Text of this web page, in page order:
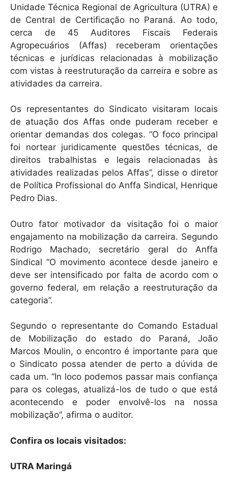
Unidade Técnica Regional de Agricultura (UTRA) e
de Central de Certificação no Paraná. Ao todo,
cerca de 45 Auditores Fiscais Federais
Agropecuários (Affas) receberam orientações
técnicas e jurídicas relacionadas à mobilização
com vistas à reestruturação da carreira e sobre as
atividades da carreira.
Os representantes do Sindicato visitaram locais
de atuação dos Affas onde puderam receber e
orientar demandas dos colegas. “O foco principal
foi nortear juridicamente questões técnicas, de
direitos trabalhistas e legais relacionadas às
atividades realizadas pelos Affas”, disse o diretor
de Política Profissional do Anffa Sindical, Henrique
Pedro Dias.
Outro fator motivador da visitação foi o maior
engajamento na mobilização da carreira. Segundo
Rodrigo Machado, secretário geral do Anffa
Sindical “O movimento acontece desde janeiro e
deve ser intensificado por falta de acordo com o
governo federal, em relação a reestruturação da
categoria”.
Segundo o representante do Comando Estadual
de Mobilização do estado do Paraná, João
Marcos Moulin, o encontro é importante para que
o Sindicato possa atender de perto a dúvida de
cada um. “In loco podemos passar mais confiança
para os colegas, atualizá-los de tudo o que está
acontecendo e poder envolvê-los na nossa
mobilização”, afirma o auditor.
Confira os locais visitados:
UTRA Maringá